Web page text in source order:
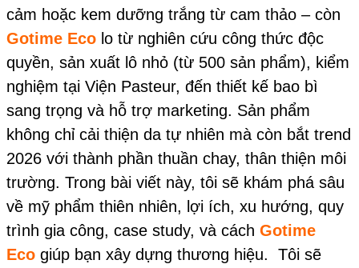
cảm hoặc kem dưỡng trắng từ cam thảo – còn
Gotime Eco lo từ nghiên cứu công thức độc
quyền, sản xuất lô nhỏ (từ 500 sản phẩm), kiểm
nghiệm tại Viện Pasteur, đến thiết kế bao bì
sang trọng và hỗ trợ marketing. Sản phẩm
không chỉ cải thiện da tự nhiên mà còn bắt trend
2026 với thành phần thuần chay, thân thiện môi
trường. Trong bài viết này, tôi sẽ khám phá sâu
về mỹ phẩm thiên nhiên, lợi ích, xu hướng, quy
trình gia công, case study, và cách Gotime
Eco giúp bạn xây dựng thương hiệu. Tôi sẽ